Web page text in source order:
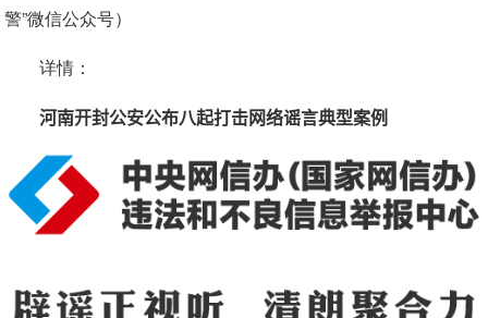
警”微信公众号）
详情：
河南开封公安公布八起打击网络谣言典型案例